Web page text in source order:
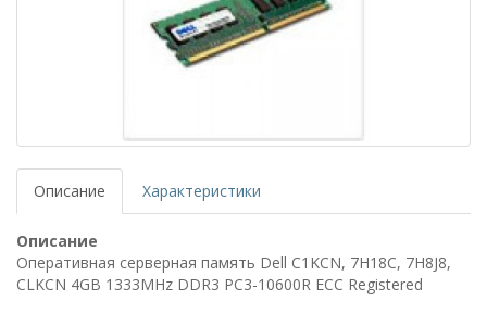
Описание Характеристики
Описание
Оперативная серверная память Dell C1KCN, 7H18C, 7H8J8,
CLKCN 4GB 1333MHz DDR3 PC3-10600R ECC Registered